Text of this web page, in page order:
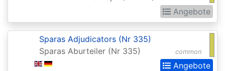
Arena
Promos
Restored
Angebote
common
Sparas Adjudicators (Nr 335)
Sparas Aburteiler (Nr 335)
Angebote